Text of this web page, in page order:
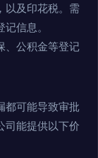
以及印花税。需
信息。
、公积金等登记
都可能导致审批
司能提供以下价